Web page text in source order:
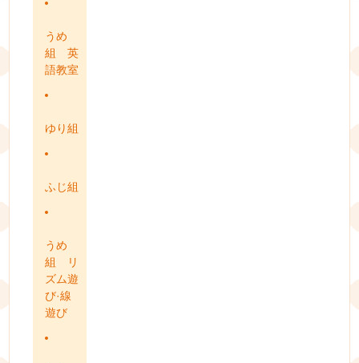
うめ
組 英
語教室
ゆり組
ふじ組
うめ
組 リ
ズム遊
び·線
遊び